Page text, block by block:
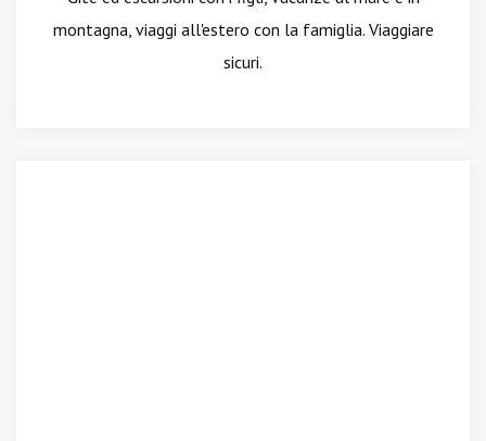
montagna, viaggi all'estero con la famiglia. Viaggiare
sicuri.